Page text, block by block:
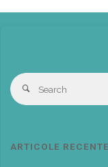
Search
ARTICOLE RECENTE